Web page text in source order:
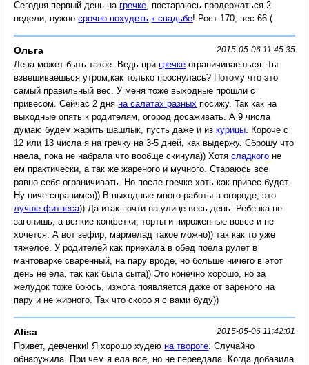
Сегодня первый день нагречке , постараюсь продержаться 2
недели, нужносрочно похудеть к свадьбе! Рост 170, вес 66 (
Ольга 2015-05-06 11:45:35
Лена может быть такое. Ведь пригречке ограничиваешься. Ты
взвешиваешься утром,как только проснулась? Потому что это
самый правильный вес. У меня тоже выходные прошли с
привесом. Сейчас 2 дняна салатах разных посижу. Так как на
выходные опять к родителям, огород досаживать. А 9 числа
думаю будем жарить шашлык, пусть даже и изкурицы . Короче с
12 или 13 числа я на гречку на 3-5 дней, как выдержу. Сброшу что
наела, пока не набрала что вообще скинула)) Хотясладкого не
ем практически, а так же жареного и мучного. Стараюсь все
равно себя ограничивать. Но после гречке хоть как привес будет.
Ну ниче справимся)) В выходные много работы в огороде, это
лучше фитнеса)) Да итак почти на улице весь день. Ребенка не
загонишь, а всякие конфетки, торты и пироженные вовсе и не
хочется. А вот зефир, мармелад такое можно)) так как то уже
тяжелое. У родителей как приехала в обед поела рулет в
мантоварке сваренный, на пару вроде, но больше ничего в этот
день не ела, так как была сыта)) Это конечно хорошо, но за
желудок тоже боюсь, изжога появляется даже от вареного на
пару и не жирного. Так что скоро я с вами буду))
Alisa 2015-05-06 11:42:01
Привет, девченки! Я хорошо худеюна твороге . Случайно
обнаружила. При чем я ела все, но не переедала. Когда добавила